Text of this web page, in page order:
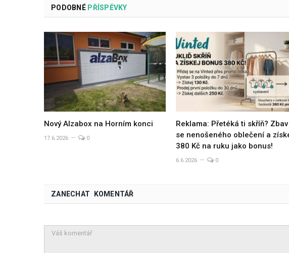
PODOBNÉPŘÍSPĚVKY
Nový Alzabox na Horním konci
17.6.2026 0
Reklama: Přetéká ti skříň? Zbav
se nenošeného oblečení a
380 Kč na ruku jako bonus!
6.6.2026 0
ZANECHAT KOMENTÁŘ